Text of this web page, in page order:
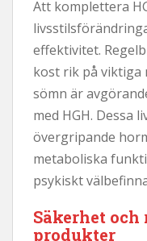
Att komplettera
effektivitet.
kost rik på viktiga
sömn är
med HGH. Dessa
övergripande
metaboliska
psykiskt
Säkerhet
produkter